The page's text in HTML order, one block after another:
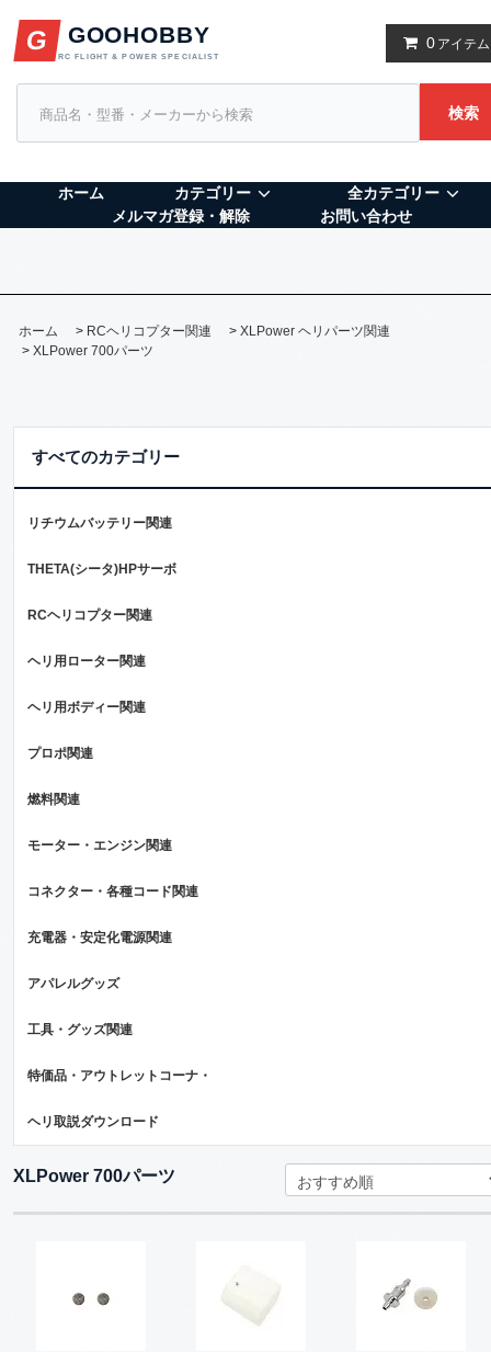
検索
0 アイテム
G GOOHOBBY
RC FLIGHT & POWER SPECIALIST
ホーム カテゴリー
全カテゴリー
メルマガ登録・解除
お問い合わせ
ホーム > RCヘリコプター関連 > XLPower ヘリパーツ関連
> XLPower 700パーツ
すべてのカテゴリー
リチウムバッテリー関連
THETA(シータ)HPサーボ
RCヘリコプター関連
ヘリ用ローター関連
ヘリ用ボディー関連
プロポ関連
燃料関連
モーター・エンジン関連
コネクター・各種コード関連
充電器・安定化電源関連
アパレルグッズ
工具・グッズ関連
特価品・アウトレットコーナ・
ヘリ取説ダウンロード
XLPower 700パーツ